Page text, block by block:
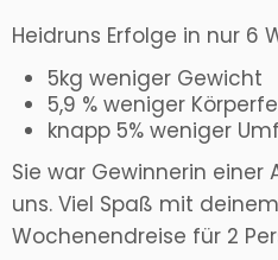
Heidruns Erfolge in nur 6
5kg weniger Gewicht
5,9 % weniger
knapp 5% weniger
Sie war Gewinnerin
uns. Viel Spaß mit
Wochenendreise für 2